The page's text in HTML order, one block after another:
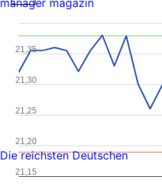
21,20
21,30
21,15
21,25
21,35
manager magazin
Die reichsten Deutschen